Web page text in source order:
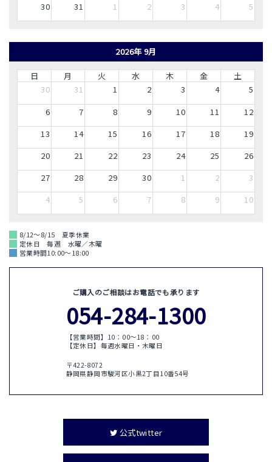
30
31 1 2 3 4 5
2026年 9月
日 月 火 水 木 金
土
30
31 1 2 3 4
5
6
7 8 9 10 11
12
13
14 15 16 17 18
19
20
21 22 23 24 25
26
27
28 29 30 1 2
3
4
5 6 7 8 9 10
8/12～8/15 夏季休業
定休日 毎週 水曜／木曜
営業時間10:00～18:00
ご購入のご相談はお電話でも承ります
054-284-1300
【営業時間】10：00〜18：00
【定休日】毎週水曜日・木曜日
〒422-8072
静岡県静岡市駿河区小黒2丁目10番54号
公式twitter